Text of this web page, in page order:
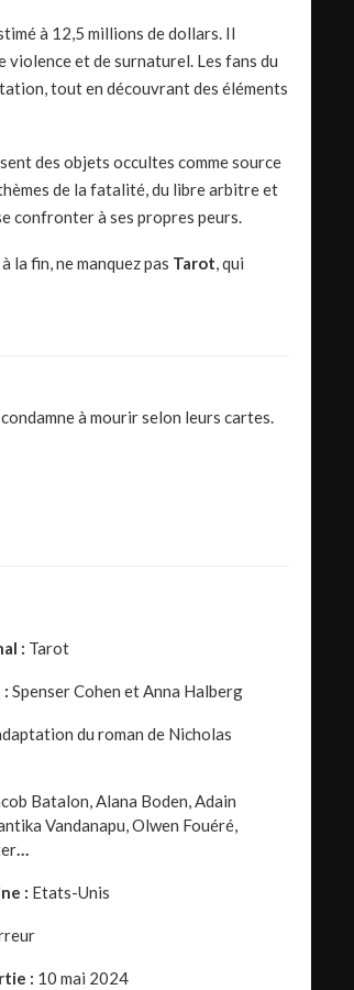
à 12,5 millions de dollars. Il
violence et de surnaturel. Les fans du
tout en découvrant des éléments
des objets occultes comme source
de la fatalité, du libre arbitre et
confronter à ses propres peurs.
la fin, ne manquez pas Tarot, qui
à mourir selon leurs cartes.
: Tarot
: Spenser Cohen et Anna Halberg
du roman de Nicholas
Batalon, Alana Boden, Adain
Vandanapu, Olwen Fouéré,
…
: Etats-Unis
: 10 mai 2024